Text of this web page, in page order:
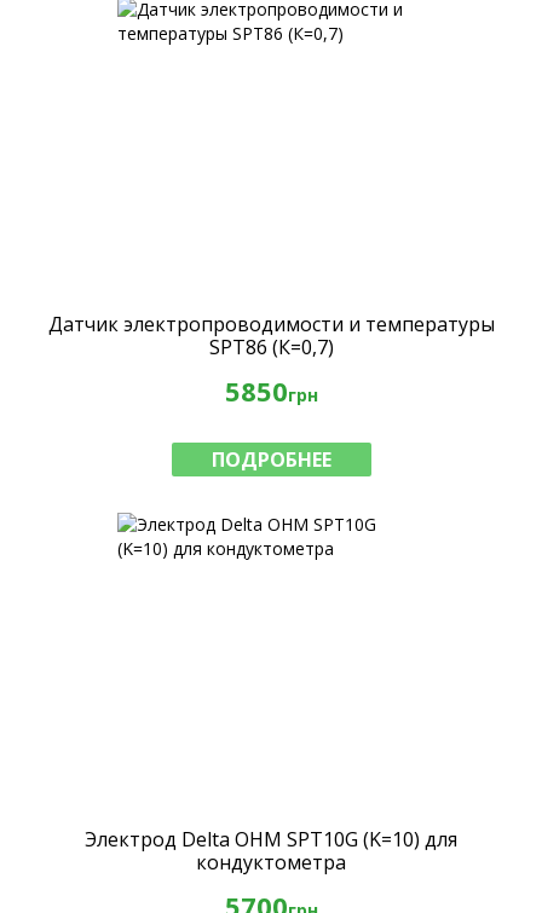
Датчик электропроводимости и температуры
SPT86 (К=0,7)
5850грн
ПОДРОБНЕЕ
Электрод Delta OHM SPT10G (K=10) для
кондуктометра